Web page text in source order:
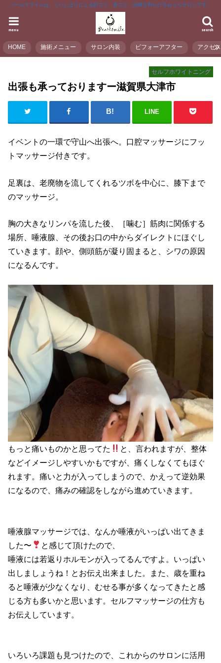
パールスマイルは、くいしばりによる顔コリ、首コリ、頭痛を和らげるおうちサロンです。
search
menu
HOME 施術メニュー サロン内装 ビフォーアフター アクセス
セルフホワイトニング
出張も承っておりますー滋賀県大津市
LINE
イベントの一環で守山へ出張へ。口腔マッサージにフッ
トマッサージ付きです。
足裏は、老廃物を流してくれるツボを中心に、膝下まで
のマッサージ。
胸の大きなリンパを流した後、［噛む］筋肉に関係する
場所、唾液腺、その後お口の中からダイレクトにほぐし
ていきます。顔や、側頭筋が凝り固まると、シワの原因
になるんです。
もっと痛いものかと思ってた
と、言われますが、整体
などイメージしやすいかもですが、痛くしなくてもほぐ
れます。痛いと力が入ってしまうので、かえって逆効果
になるので、痛みの確認をしながら進めていきます。
唾液腺マッサージでは、なんか唾液がいっぱい出てきま
した〜
と感じて頂けたので、
唾液には若返りホルモンが入ってるんですよ。いっぱい
出しましょうね！とお伝え出来ました。また、歳を重ね
ると唾液が少なくなり、むせる事が多くなってきたと感
じる方も多いかと思います。セルフマッサージの仕方も
お伝えしています。
いろいろ課題も見つけたので、これからのサロンに活用